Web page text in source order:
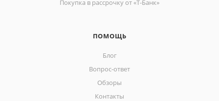
Покупка в рассрочку от «Т-Банк»
ПОМОЩЬ
Блог
Вопрос-ответ
Обзоры
Контакты